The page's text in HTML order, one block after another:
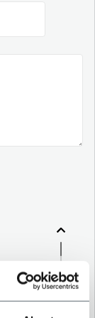
qualità di
descritte